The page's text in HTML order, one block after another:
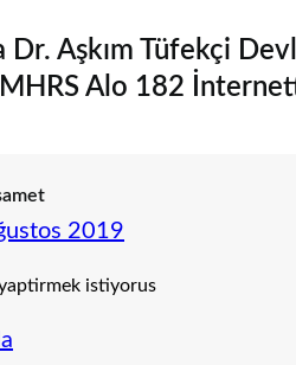
Dr. Aşkım Tüfekçi
MHRS Alo 182
2019
istiyorus